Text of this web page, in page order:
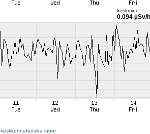
keskmine
0.094 µSv/h
keskkonnafüüsika labor